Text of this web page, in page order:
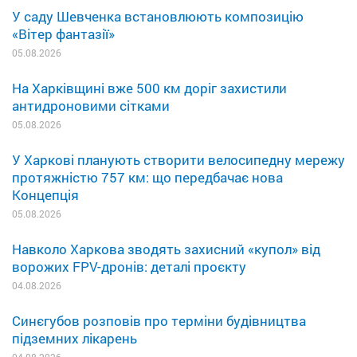
У саду Шевченка встановлюють композицію
«Вітер фантазії»
05.08.2026
На Харківщині вже 500 км доріг захистили
антидроновими сітками
05.08.2026
У Харкові планують створити велосипедну мережу
протяжністю 757 км: що передбачає нова
Концепція
05.08.2026
Навколо Харкова зводять захисний «купол» від
ворожих FPV-дронів: деталі проєкту
04.08.2026
Синєгубов розповів про терміни будівництва
підземних лікарень